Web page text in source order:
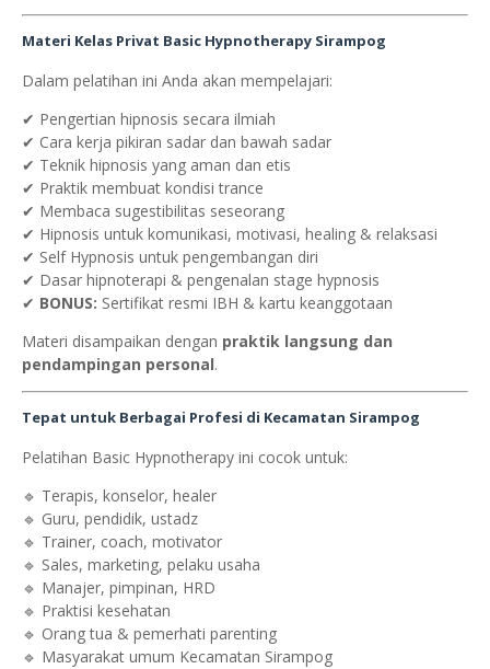
Materi Kelas Privat Basic Hypnotherapy Sirampog
Dalam pelatihan ini Anda akan mempelajari:
✔ Pengertian hipnosis secara ilmiah
✔ Cara kerja pikiran sadar dan bawah sadar
✔ Teknik hipnosis yang aman dan etis
✔ Praktik membuat kondisi trance
✔ Membaca sugestibilitas seseorang
✔ Hipnosis untuk komunikasi, motivasi, healing & relaksasi
✔ Self Hypnosis untuk pengembangan diri
✔ Dasar hipnoterapi & pengenalan stage hypnosis
✔ BONUS: Sertifikat resmi IBH & kartu keanggotaan
Materi disampaikan dengan praktik langsung dan
pendampingan personal.
Tepat untuk Berbagai Profesi di Kecamatan Sirampog
Pelatihan Basic Hypnotherapy ini cocok untuk:
🔹 Terapis, konselor, healer
🔹 Guru, pendidik, ustadz
🔹 Trainer, coach, motivator
🔹 Sales, marketing, pelaku usaha
🔹 Manajer, pimpinan, HRD
🔹 Praktisi kesehatan
🔹 Orang tua & pemerhati parenting
🔹 Masyarakat umum Kecamatan Sirampog